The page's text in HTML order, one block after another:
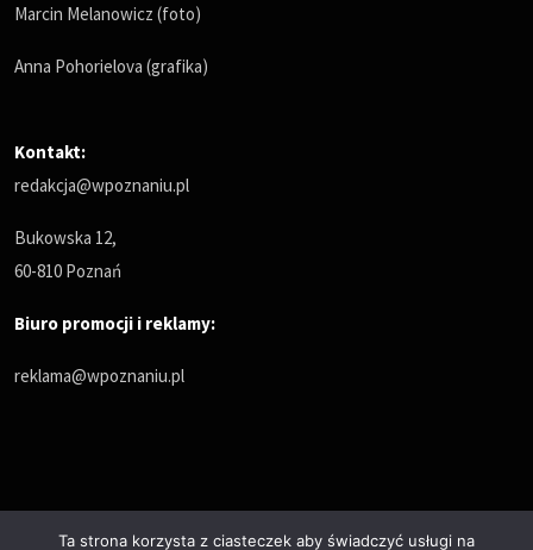
Marcin Melanowicz (foto)
Anna Pohorielova (grafika)
Kontakt:
redakcja@wpoznaniu.pl
Bukowska 12,
60-810 Poznań
Biuro promocji i reklamy:
reklama@wpoznaniu.pl
Ta strona korzysta z ciasteczek aby świadczyć usługi na